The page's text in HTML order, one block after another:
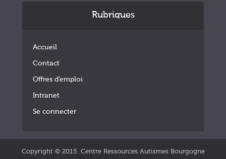
Rubriques
Accueil
Contact
Offres d’emploi
Intranet
Se connecter
Copyright © 2015. Centre Ressources Autismes Bourgogne